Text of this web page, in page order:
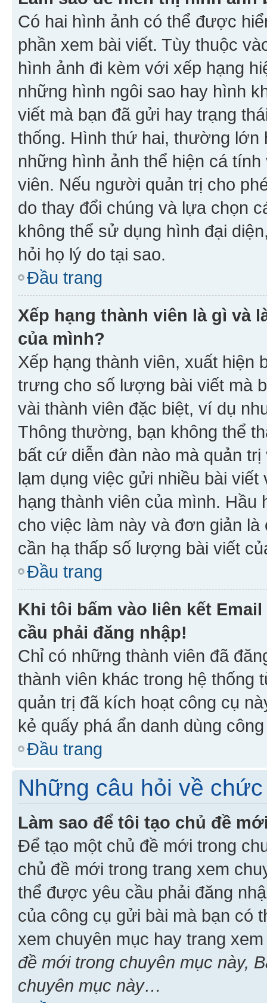
Có hai hình ảnh có thể được
phần xem bài viết. Tùy thuộc
hình ảnh đi kèm với xếp hạng
những hình ngôi sao hay hình
viết mà bạn đã gửi hay trạng
thống. Hình thứ hai, thường
những hình ảnh thể hiện cá
viên. Nếu người quản trị cho
do thay đổi chúng và lựa chọn
không thể sử dụng hình đại
hỏi họ lý do tại sao.
Đầu trang
Xếp hạng thành viên là gì và
của mình?
Xếp hạng thành viên, xuất
trưng cho số lượng bài viết mà
vài thành viên đặc biệt, ví dụ
Thông thường, bạn không thể
bất cứ diễn đàn nào mà quản
lạm dụng việc gửi nhiều bài
hạng thành viên của mình. Hầu
cho việc làm này và đơn giản
cần hạ thấp số lượng bài viết
Đầu trang
Khi tôi bấm vào liên kết
cầu phải đăng nhập!
Chỉ có những thành viên đã
thành viên khác trong hệ thống
quản trị đã kích hoạt công cụ
kẻ quấy phá ẩn danh dùng
Đầu trang
Những câu hỏi về
Làm sao để tôi tạo chủ đề
Để tạo một chủ đề mới trong
chủ đề mới trong trang xem
thể được yêu cầu phải đăng
của công cụ gửi bài mà bạn có
xem chuyên mục hay trang
đề mới trong chuyên mục này,
chuyên mục này…